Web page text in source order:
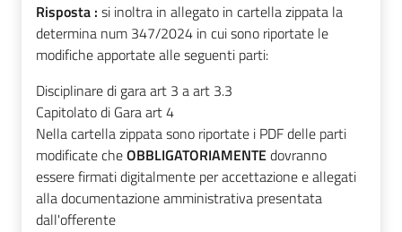
Risposta : si inoltra in allegato in cartella zippata la
determina num 347/2024 in cui sono riportate le
modifiche apportate alle seguenti parti:
Disciplinare di gara art 3 a art 3.3
Capitolato di Gara art 4
Nella cartella zippata sono riportate i PDF delle parti
modificate cheOBBLIGATORIAMENTEdovranno
essere firmati digitalmente per accettazione e allegati
alla documentazione amministrativa presentata
dall'offerente